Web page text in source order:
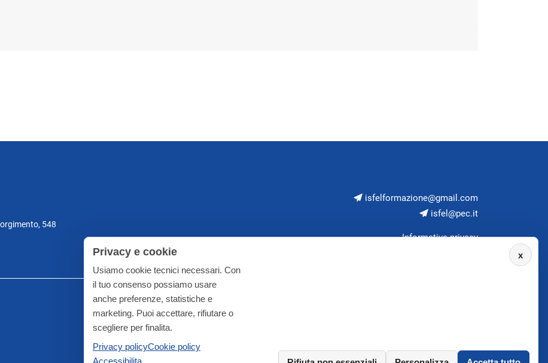
548
isfelformazione@gmail.com
isfel@pec.it
Informativa privacy
x
Privacy e cookie
Usiamo cookie tecnici necessari. Con
il tuo consenso possiamo usare
anche preferenze, statistiche e
marketing. Puoi accettare, rifiutare o
scegliere per finalita.
Privacy policyCookie policy
Accessibilita